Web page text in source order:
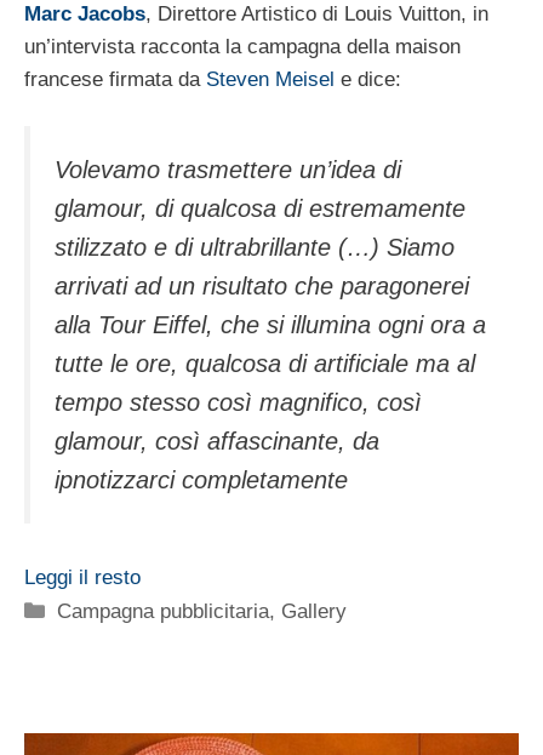
Marc Jacobs, Direttore Artistico di Louis Vuitton, in
un’intervista racconta la campagna della maison
francese firmata da Steven Meisel e dice:
Volevamo trasmettere un’idea di
glamour, di qualcosa di estremamente
stilizzato e di ultrabrillante (…) Siamo
arrivati ad un risultato che paragonerei
alla Tour Eiffel, che si illumina ogni ora a
tutte le ore, qualcosa di artificiale ma al
tempo stesso così magnifico, così
glamour, così affascinante, da
ipnotizzarci completamente
Leggi il resto
Categorie
Campagna pubblicitaria, Gallery